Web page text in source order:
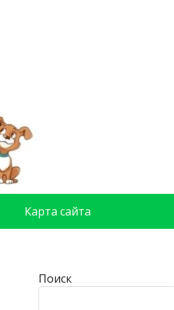
Карта сайта
Поиск